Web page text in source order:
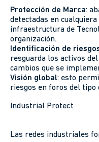
Protección de Marca:
detectadas en
infraestructura de
organización.
Identificación de
resguarda los activos
cambios que se
Visión global: esto
riesgos en foros del tipo
Industrial Protect
Las redes industriales